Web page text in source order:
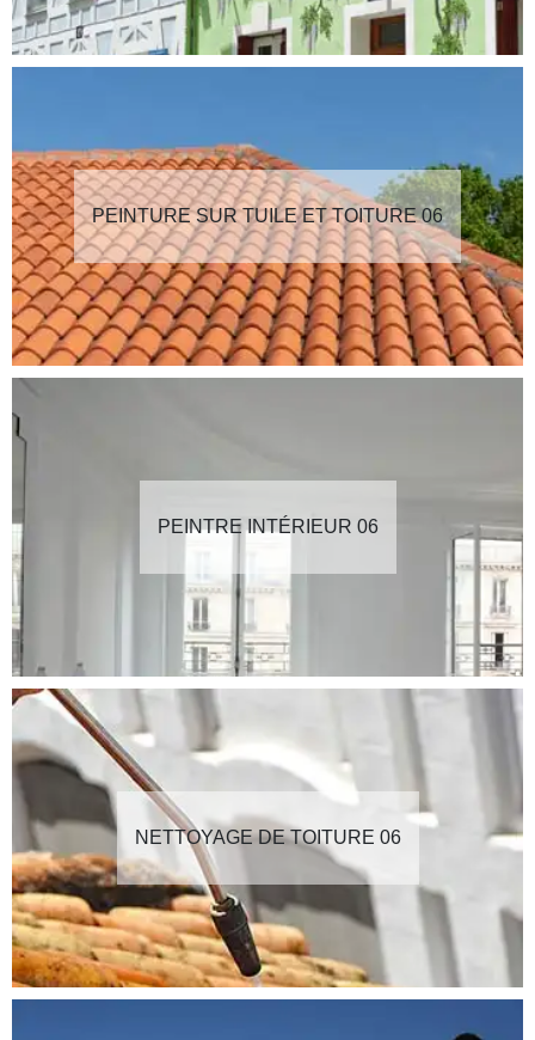
PEINTURE SUR TUILE ET TOITURE 06
PEINTRE INTÉRIEUR 06
NETTOYAGE DE TOITURE 06